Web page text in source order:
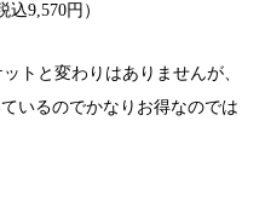
9,570円）
トと変わりはありませんが、
いるのでかなりお得なのでは